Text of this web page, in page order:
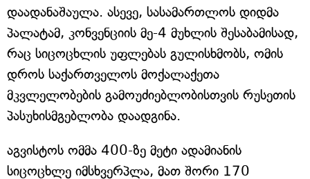
დაადანაშაულა. ასევე, სასამართლოს დიდმა
პალატამ, კონვენციის მე-4 მუხლის შესაბამისად,
რაც სიცოცხლის უფლებას გულისხმობს, ომის
დროს საქართველოს მოქალაქეთა
მკვლელობების გამოუძიებლობისთვის რუსეთის
პასუხისმგებლობა დაადგინა.
აგვისტოს ომმა 400-ზე მეტი ადამიანის
სიცოცხლე იმსხვერპლა, მათ შორი 170